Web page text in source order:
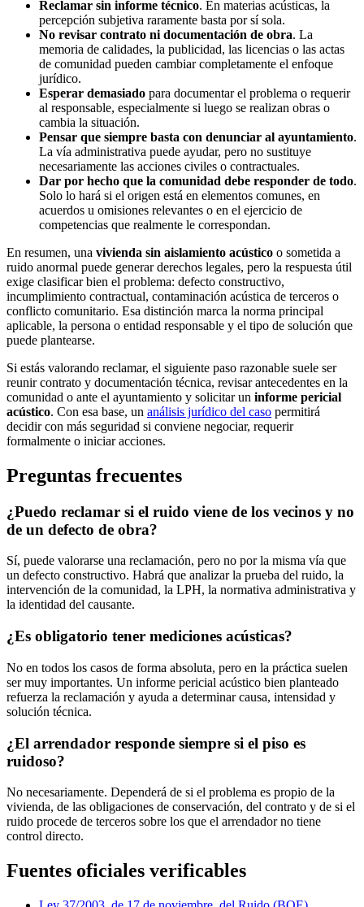
Reclamar sin informe técnico. En materias acústicas, la
percepción subjetiva raramente basta por sí sola.
No revisar contrato ni documentación de obra. La
memoria de calidades, la publicidad, las licencias o las actas
de comunidad pueden cambiar completamente el enfoque
jurídico.
Esperar demasiado para documentar el problema o requerir
al responsable, especialmente si luego se realizan obras o
cambia la situación.
Pensar que siempre basta con denunciar al ayuntamiento.
La vía administrativa puede ayudar, pero no sustituye
necesariamente las acciones civiles o contractuales.
Dar por hecho que la comunidad debe responder de todo.
Solo lo hará si el origen está en elementos comunes, en
acuerdos u omisiones relevantes o en el ejercicio de
competencias que realmente le correspondan.
En resumen, una vivienda sin aislamiento acústico o sometida a
ruido anormal puede generar derechos legales, pero la respuesta útil
exige clasificar bien el problema: defecto constructivo,
incumplimiento contractual, contaminación acústica de terceros o
conflicto comunitario. Esa distinción marca la norma principal
aplicable, la persona o entidad responsable y el tipo de solución que
puede plantearse.
Si estás valorando reclamar, el siguiente paso razonable suele ser
reunir contrato y documentación técnica, revisar antecedentes en la
comunidad o ante el ayuntamiento y solicitar un informe pericial
acústico. Con esa base, un análisis jurídico del caso permitirá
decidir con más seguridad si conviene negociar, requerir
formalmente o iniciar acciones.
Preguntas frecuentes
¿Puedo reclamar si el ruido viene de los vecinos y no
de un defecto de obra?
Sí, puede valorarse una reclamación, pero no por la misma vía que
un defecto constructivo. Habrá que analizar la prueba del ruido, la
intervención de la comunidad, la LPH, la normativa administrativa y
la identidad del causante.
¿Es obligatorio tener mediciones acústicas?
No en todos los casos de forma absoluta, pero en la práctica suelen
ser muy importantes. Un informe pericial acústico bien planteado
refuerza la reclamación y ayuda a determinar causa, intensidad y
solución técnica.
¿El arrendador responde siempre si el piso es
ruidoso?
No necesariamente. Dependerá de si el problema es propio de la
vivienda, de las obligaciones de conservación, del contrato y de si el
ruido procede de terceros sobre los que el arrendador no tiene
control directo.
Fuentes oficiales verificables